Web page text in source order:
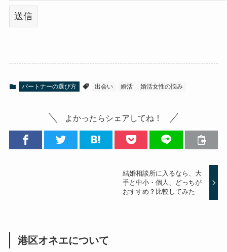
パートナーの選び方 出会い 婚活 婚活女性の悩み
よかったらシェアしてね！
結婚相談所に入るなら、大
手と中小・個人、どっちが
おすすめ？比較してみた
港区オネエについて